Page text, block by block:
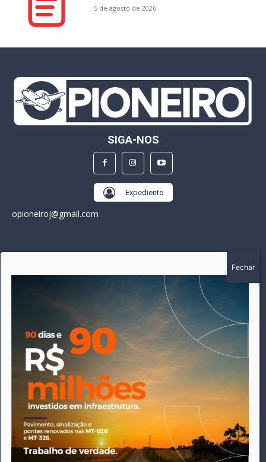
5 de agosto de 2026
SIGA-NOS
Expediente
opioneiroj@gmail.com
A história do Pioneiro inicia em fevereiro de 2005 em
Canarana - MT, na época, como um jornal impresso semanal,
que chegou a possuir mil assinantes. Durante 15 anos, foram
publicadas 691 edições que narraram os acontecimentos
políticos, policiais e cotidianos de Canarana e região. Fiel a sua
origem, pautado sempre pela busca incessante da
imparcialidade, faz jus a sua logo, com o característico "avião
da praça" de Canarana, sendo o símbolo do
comprometimento deste veículo de comunicação com o
relato dos fatos neste município. Em 06 de dezembro de 2019
circulou a última edição impressa do jornal, que desde então
tem veiculação exclusivamente online.